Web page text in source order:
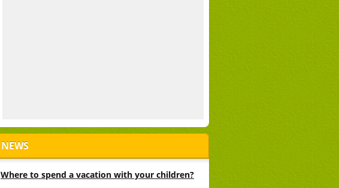
NEWS
Where to spend a vacation with your children?